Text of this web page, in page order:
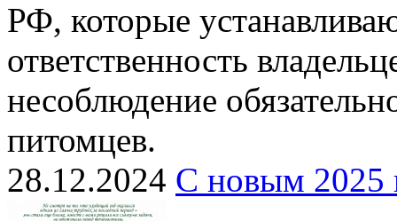
РФ, которые
ответственность
несоблюдение
питомцев.
28.12.2024 С новым 2025